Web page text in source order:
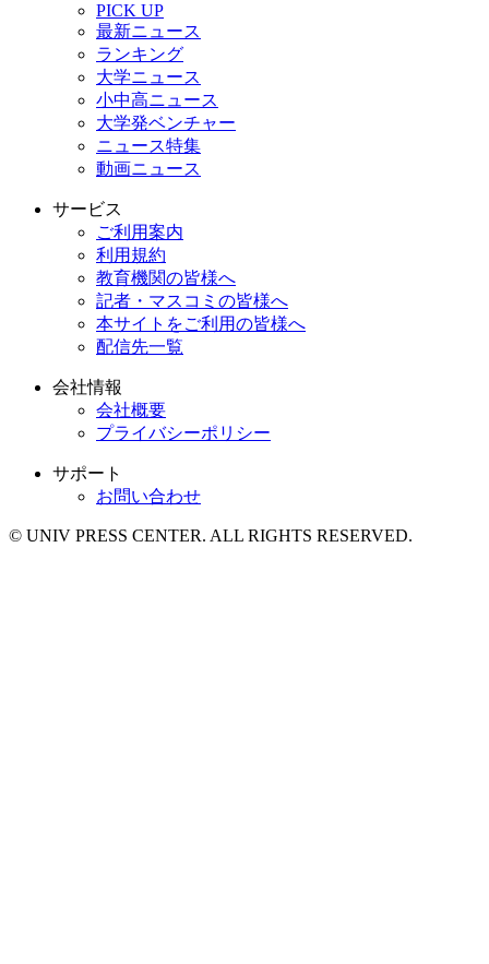
PICK UP
最新ニュース
ランキング
大学ニュース
小中高ニュース
大学発ベンチャー
ニュース特集
動画ニュース
サービス
ご利用案内
利用規約
教育機関の皆様へ
記者・マスコミの皆様へ
本サイトをご利用の皆様へ
配信先一覧
会社情報
会社概要
プライバシーポリシー
サポート
お問い合わせ
© UNIV PRESS CENTER. ALL RIGHTS RESERVED.